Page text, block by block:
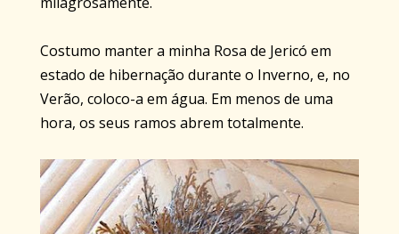
Costumo manter a minha Rosa de Jericó em
estado de hibernação durante o Inverno, e, no
Verão, coloco-a em água. Em menos de uma
hora, os seus ramos abrem totalmente.